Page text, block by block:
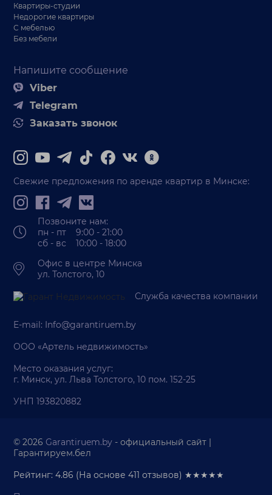
Напишите сообщение
Viber
Telegram
Заказать звонок
Квартиры-студии
Недорогие квартиры
С мебелью
Без мебели
Свежие предложения по аренде квартир в Минске:
Позвоните нам:
пн - пт 9:00 - 21:00
сб - вс 10:00 - 18:00
Офис в центре Минска
ул. Толстого, 10
Служба качества компании
E-mail: Info@garantiruem.by
ООО «Артель недвижимость»
Место оказания услуг:
г. Минск, ул. Льва Толстого, 10 пом. 152-25
УНП 193820882
© 2026Garantiruem.by - официальный сайт |
Гарантируем.бел
Рейтинг: 4.86 (На основе411 отзывов) ★★★★★